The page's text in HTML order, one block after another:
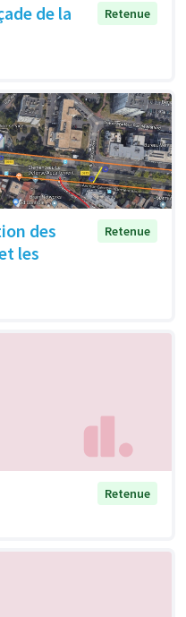
de la
Retenue
des
les
Retenue
Retenue